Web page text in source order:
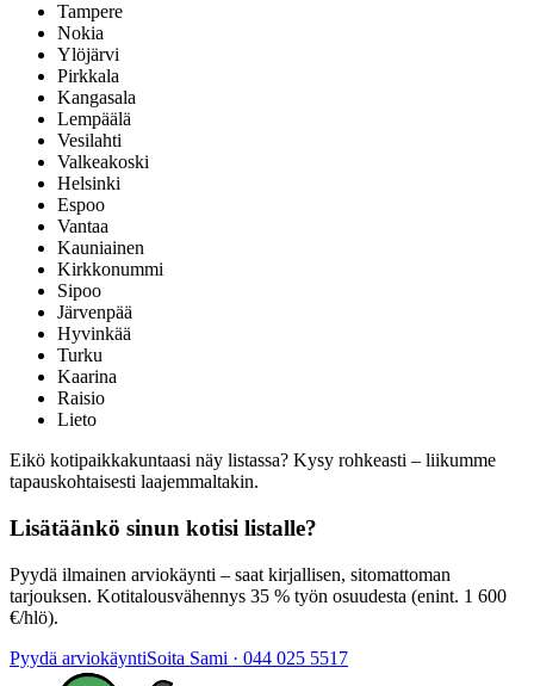
Tampere
Nokia
Ylöjärvi
Pirkkala
Kangasala
Lempäälä
Vesilahti
Valkeakoski
Helsinki
Espoo
Vantaa
Kauniainen
Kirkkonummi
Sipoo
Järvenpää
Hyvinkää
Turku
Kaarina
Raisio
Lieto
Eikö kotipaikkakuntaasi näy listassa? Kysy rohkeasti – liikumme
tapauskohtaisesti laajemmaltakin.
Lisätäänkö sinun kotisi listalle?
Pyydä ilmainen arviokäynti – saat kirjallisen, sitomattoman
tarjouksen. Kotitalousvähennys 35 % työn osuudesta (enint. 1 600
€/hlö).
Pyydä arviokäyntiSoita Sami · 044 025 5517